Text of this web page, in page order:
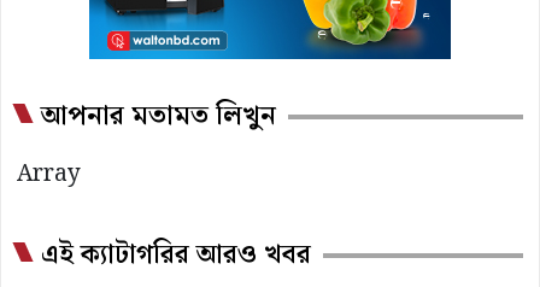
আপনার মতামত লিখুন
Array
এই ক্যাটাগরির আরও খবর